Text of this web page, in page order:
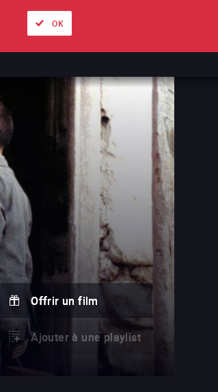
Nos offres
Offrir un film
Ajouter à une playlist
OK